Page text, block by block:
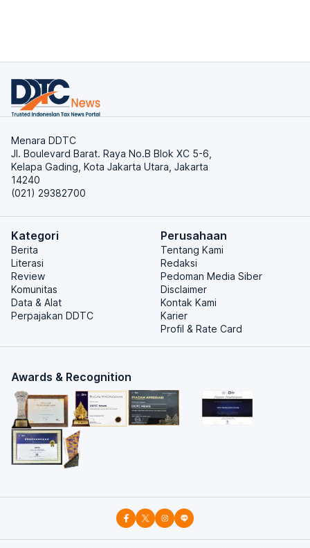
Menara DDTC
Jl. Boulevard Barat. Raya No.B Blok XC 5-6,
Kelapa Gading, Kota Jakarta Utara, Jakarta
14240
(021) 29382700
Kategori
Berita
Literasi
Review
Komunitas
Data & Alat
Perpajakan DDTC
Perusahaan
Tentang Kami
Redaksi
Pedoman Media Siber
Disclaimer
Kontak Kami
Karier
Profil & Rate Card
Awards & Recognition